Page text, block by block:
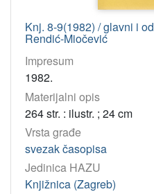
Knj. 8-9(1982) / glavni i
Rendić-Miočević
Impresum
1982.
Materijalni opis
264 str. : ilustr. ; 24 cm
Vrsta građe
svezak časopisa
Jedinica HAZU
Knjižnica (Zagreb)